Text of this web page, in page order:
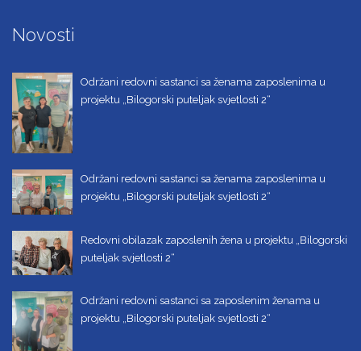
Novosti
Održani redovni sastanci sa ženama zaposlenima u
projektu „Bilogorski puteljak svjetlosti 2“
Održani redovni sastanci sa ženama zaposlenima u
projektu „Bilogorski puteljak svjetlosti 2“
Redovni obilazak zaposlenih žena u projektu „Bilogorski
puteljak svjetlosti 2“
Održani redovni sastanci sa zaposlenim ženama u
projektu „Bilogorski puteljak svjetlosti 2“